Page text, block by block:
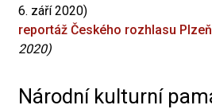
6. září 2020)
reportáž Českého rozhlasu Plzeň
2020)
Národní kulturní